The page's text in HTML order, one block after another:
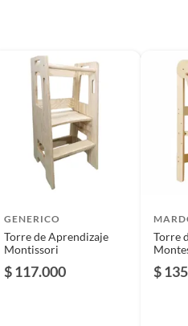
GENERICO
Torre de Aprendizaje
Montissori
$ 117.000
Torre
$